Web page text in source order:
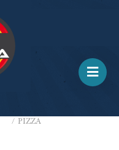
/ PIZZA